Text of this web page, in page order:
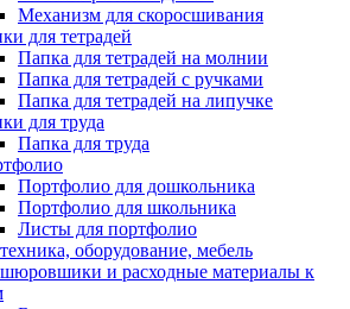
Механизм для скоросшивания
для тетрадей
Папка для тетрадей на молнии
Папка для тетрадей с ручками
Папка для тетрадей на липучке
для труда
Папка для труда
Портфолио для дошкольника
Портфолио для школьника
Листы для портфолио
оборудование, мебель
и расходные материалы к